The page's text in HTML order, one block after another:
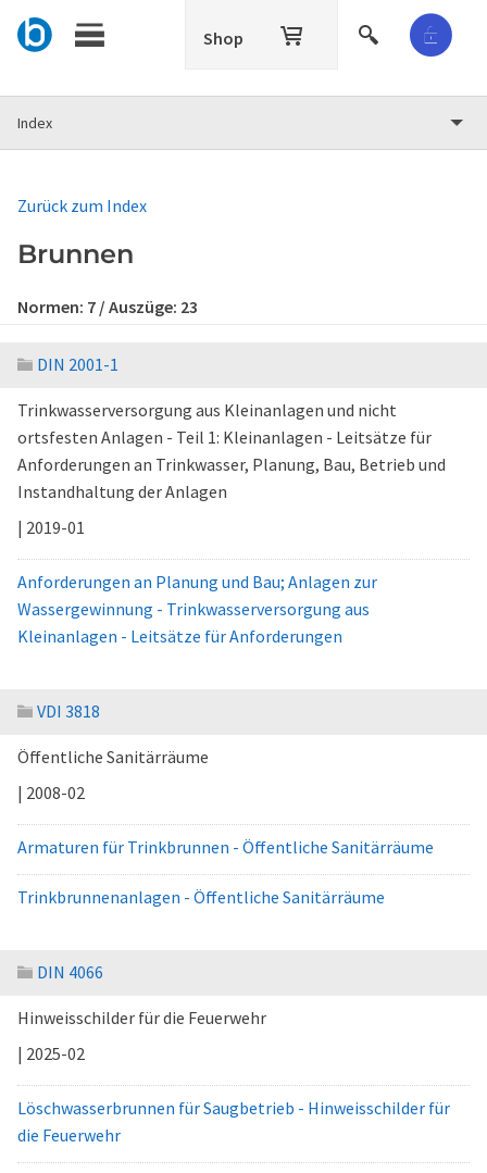
Shop
Index
Zurück zum Index
Brunnen
Normen: 7 / Auszüge: 23
DIN 2001-1
Trinkwasserversorgung aus Kleinanlagen und nicht
ortsfesten Anlagen - Teil 1: Kleinanlagen - Leitsätze für
Anforderungen an Trinkwasser, Planung, Bau, Betrieb und
Instandhaltung der Anlagen
| 2019-01
Anforderungen an Planung und Bau; Anlagen zur
Wassergewinnung - Trinkwasserversorgung aus
Kleinanlagen - Leitsätze für Anforderungen
VDI 3818
Öffentliche Sanitärräume
| 2008-02
Armaturen für Trinkbrunnen - Öffentliche Sanitärräume
Trinkbrunnenanlagen - Öffentliche Sanitärräume
DIN 4066
Hinweisschilder für die Feuerwehr
| 2025-02
Löschwasserbrunnen für Saugbetrieb - Hinweisschilder für
die Feuerwehr